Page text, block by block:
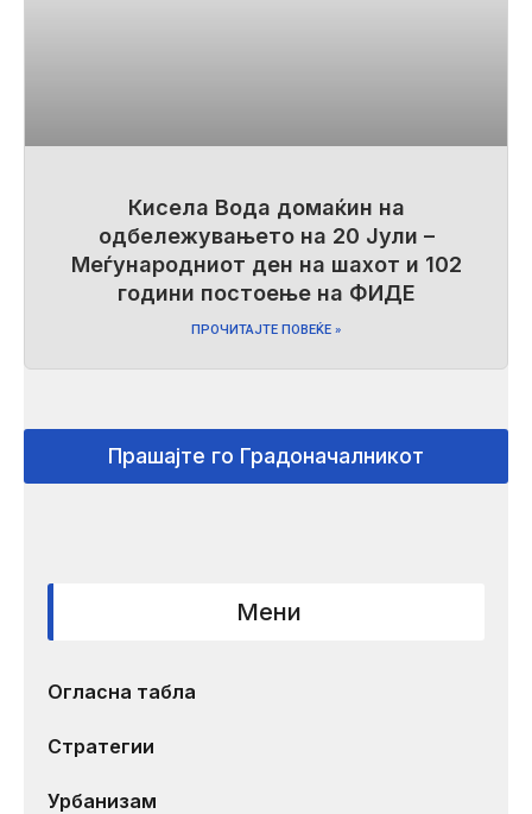
Кисела Вода домаќин на
одбележувањето на 20 Јули –
Меѓународниот ден на шахот и 102
години постоење на ФИДЕ
ПРОЧИТАЈТЕ ПОВЕЌЕ »
Прашајте го Градоначалникот
Мени
Огласна табла
Стратегии
Урбанизам